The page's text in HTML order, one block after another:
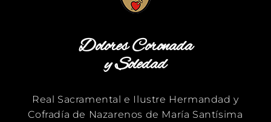
Dolores Coronada
y Soledad
Real Sacramental e Ilustre Hermandad y
Cofradía de Nazarenos de María Santísima